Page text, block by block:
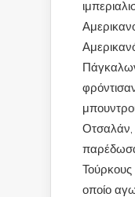
Οτσαλάν,
Τούρκους
οποίο